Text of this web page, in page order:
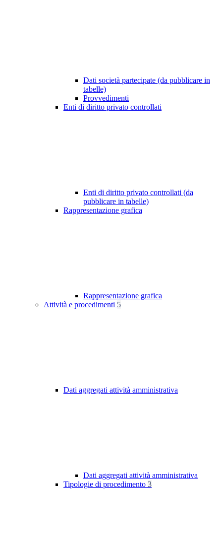
Dati società partecipate (da pubblicare in
tabelle)
Provvedimenti
Enti di diritto privato controllati
Enti di diritto privato controllati (da
pubblicare in tabelle)
Rappresentazione grafica
Rappresentazione grafica
Attività e procedimenti 5
Dati aggregati attività amministrativa
Dati aggregati attività amministrativa
Tipologie di procedimento 3